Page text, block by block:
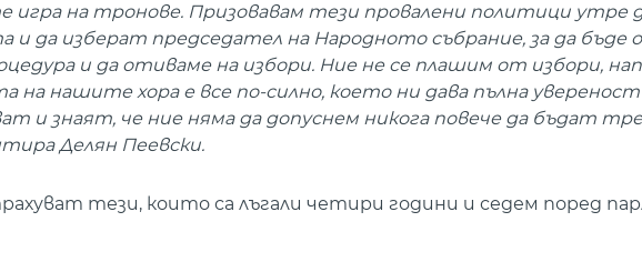
игра на тронове. Призовавам тези провалени политици утре
да изберат председател на Народното събрание, за да бъде
и да отиваме на избори. Ние не се плашим от избори,
на нашите хора е все по-силно, което ни дава пълна увереност
и знаят, че ние няма да допуснем никога повече да бъдат
Делян Пеевски.
тези, които са лъгали четири години и седем поред